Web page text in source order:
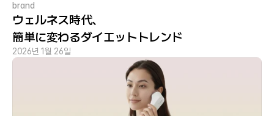
brand
ウェルネス時代、
簡単に変わるダイエットトレンド
2026년 1월 26일